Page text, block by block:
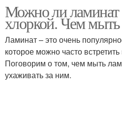
Чернила на ламинате
Можно ли
хлоркой. Чем
Ламинат – это очень
которое можно часто
Поговорим о том, чем мыть
ухаживать за ним.